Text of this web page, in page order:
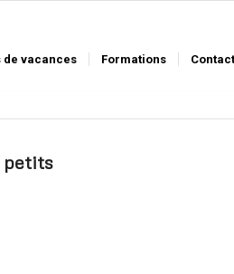
de vacances Formations Contact
petits